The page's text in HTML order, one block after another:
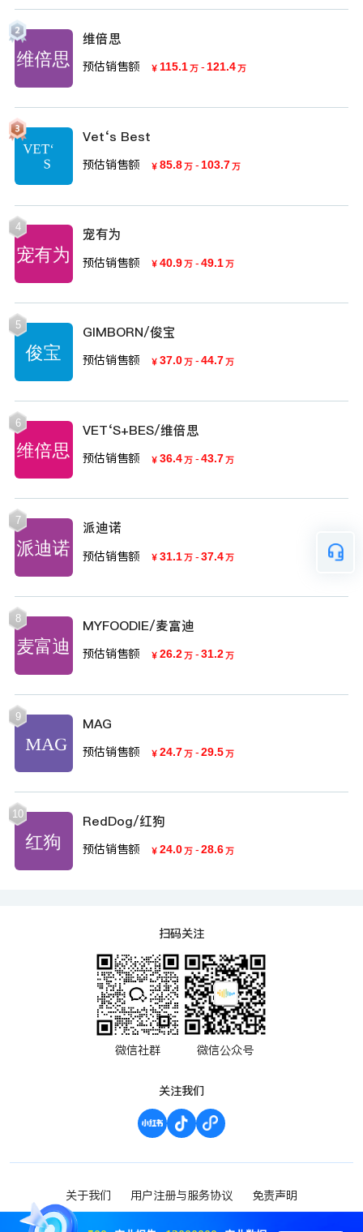
维倍思
预估销售额 ￥ 115.1万 - 121.4万
Vet‘s Best
预估销售额 ￥ 85.8万 - 103.7万
4 宠有为
预估销售额 ￥ 40.9万 - 49.1万
5 GIMBORN/俊宝
预估销售额 ￥ 37.0万 - 44.7万
6 VET‘S+BES/维倍思
预估销售额 ￥ 36.4万 - 43.7万
7 派迪诺
预估销售额 ￥ 31.1万 - 37.4万
8 MYFOODIE/麦富迪
预估销售额 ￥ 26.2万 - 31.2万
9 MAG
预估销售额 ￥ 24.7万 - 29.5万
10 RedDog/红狗
预估销售额 ￥ 24.0万 - 28.6万
扫码关注
微信社群 微信公众号
关注我们
关于我们 用户注册与服务协议 免责声明